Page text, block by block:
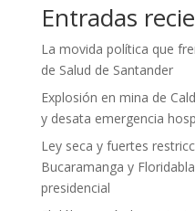
Entradas
La movida política que
de Salud de Santander
Explosión en mina de
y desata emergencia
Ley seca y fuertes
Bucaramanga y
presidencial